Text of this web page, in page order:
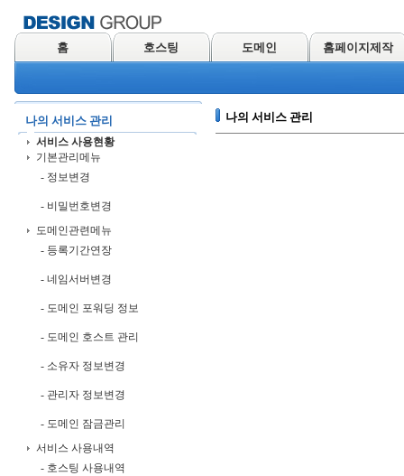
홈 호스팅 도메인 홈페이지제작
나의 서비스 관리
서비스 사용현황
기본관리메뉴
- 정보변경
- 비밀번호변경
도메인관련메뉴
- 등록기간연장
- 네임서버변경
- 도메인 포워딩 정보
- 도메인 호스트 관리
- 소유자 정보변경
- 관리자 정보변경
- 도메인 잠금관리
서비스 사용내역
- 호스팅 사용내역
나의 서비스 관리